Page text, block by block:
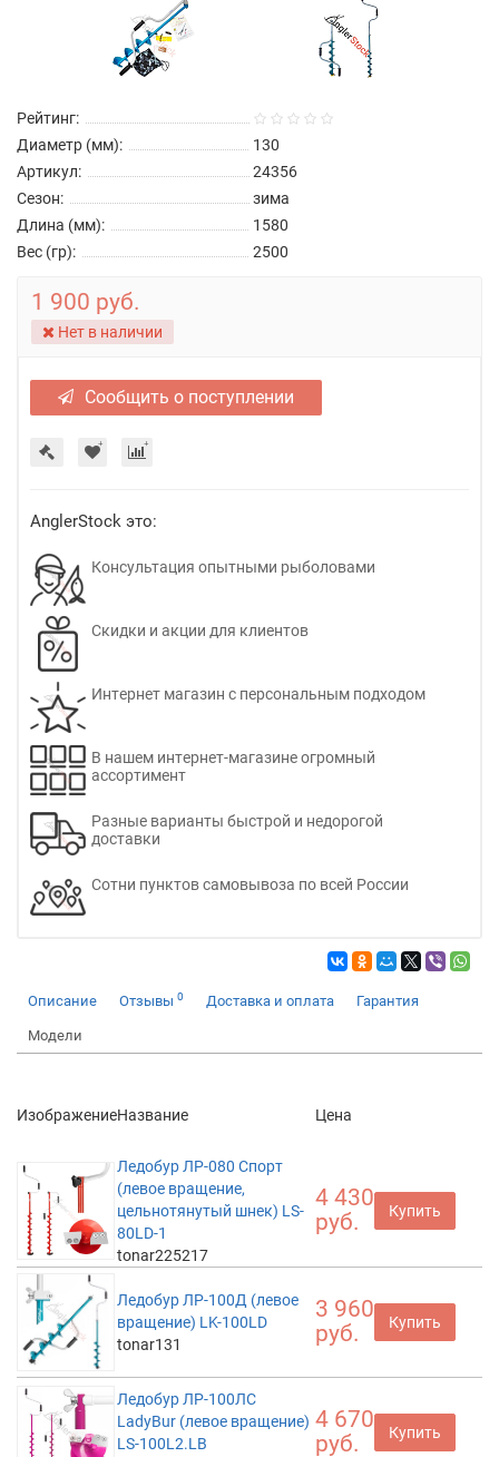
Рейтинг:
Диаметр (мм):
130
Артикул:
24356
Сезон:
зима
Длина (мм):
1580
Вес (гр):
2500
1 900 руб.
Нет в наличии
Сообщить о поступлении
AnglerStock это:
Консультация опытными рыболовами
Скидки и акции для клиентов
Интернет магазин с персональным подходом
В нашем интернет-магазине огромный
ассортимент
Разные варианты быстрой и недорогой
доставки
Сотни пунктов самовывоза по всей России
Описание Отзывы 0 Доставка и оплата Гарантия
Модели
ИзображениеНазвание Цена
Ледобур ЛР-080 Спорт
(левое вращение,
цельнотянутый шнек) LS-
80LD-1
tonar225217
4 430
руб.
Купить
Ледобур ЛР-100Д (левое
вращение) LK-100LD
tonar131
3 960
руб.
Купить
Ледобур ЛР-100ЛC
LadyBur (левое вращение)
LS-100L2.LB
4 670
руб.
Купить